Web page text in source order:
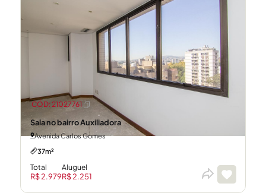
Sala no bairro Auxiliadora
Avenida Carlos Gomes
37m²
Total
R$ 2.979
Aluguel
R$ 2.251
CÓD: 21027761